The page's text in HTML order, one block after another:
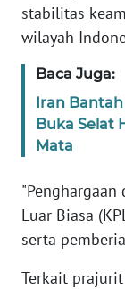
stabilitas
wilayah
Baca Juga:
Iran
Buka Selat
Mata
Luar Biasa
serta
Terkait
WN
WN
JAKARTA
JABAR
WN
BANTEN